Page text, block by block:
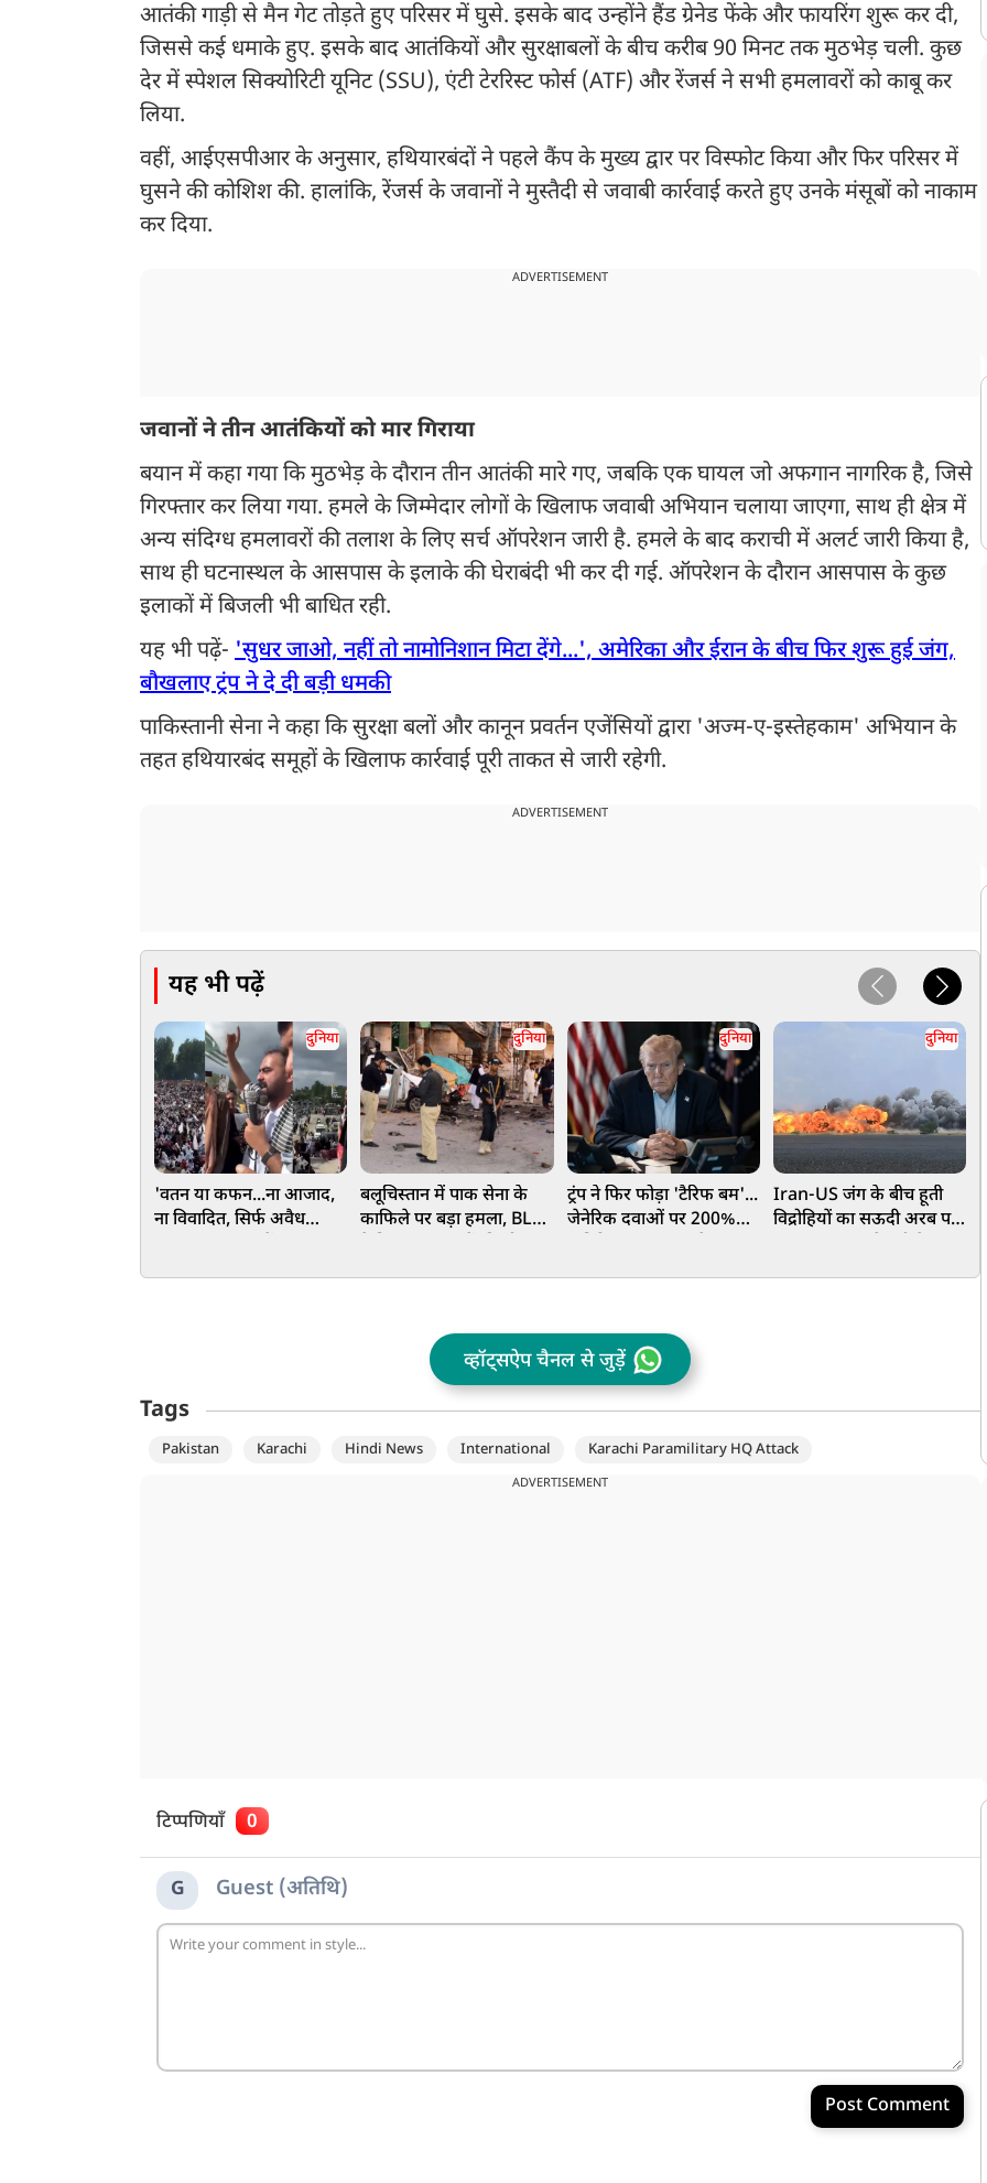
आतंकी गाड़ी से मैन गेट तोड़ते हुए परिसर में घुसे. इसके बाद उन्होंने हैंड ग्रेनेड फेंके और फायरिंग शुरू कर दी,
जिससे कई धमाके हुए. इसके बाद आतंकियों और सुरक्षाबलों के बीच करीब 90 मिनट तक मुठभेड़ चली. कुछ
देर में स्पेशल सिक्योरिटी यूनिट (SSU), एंटी टेररिस्ट फोर्स (ATF) और रेंजर्स ने सभी हमलावरों को काबू कर
लिया.
वहीं, आईएसपीआर के अनुसार, हथियारबंदों ने पहले कैंप के मुख्य द्वार पर विस्फोट किया और फिर परिसर में
घुसने की कोशिश की. हालांकि, रेंजर्स के जवानों ने मुस्तैदी से जवाबी कार्रवाई करते हुए उनके मंसूबों को नाकाम
कर दिया.
ADVERTISEMENT
जवानों ने तीन आतंकियों को मार गिराया
बयान में कहा गया कि मुठभेड़ के दौरान तीन आतंकी मारे गए, जबकि एक घायल जो अफगान नागरिक है, जिसे
गिरफ्तार कर लिया गया. हमले के जिम्मेदार लोगों के खिलाफ जवाबी अभियान चलाया जाएगा, साथ ही क्षेत्र में
अन्य संदिग्ध हमलावरों की तलाश के लिए सर्च ऑपरेशन जारी है. हमले के बाद कराची में अलर्ट जारी किया है,
साथ ही घटनास्थल के आसपास के इलाके की घेराबंदी भी कर दी गई. ऑपरेशन के दौरान आसपास के कुछ
इलाकों में बिजली भी बाधित रही.
यह भी पढ़ें- 'सुधर जाओ, नहीं तो नामोनिशान मिटा देंगे...', अमेरिका और ईरान के बीच फिर शुरू हुई जंग,
बौखलाए ट्रंप ने दे दी बड़ी धमकी
पाकिस्तानी सेना ने कहा कि सुरक्षा बलों और कानून प्रवर्तन एजेंसियों द्वारा 'अज्म-ए-इस्तेहकाम' अभियान के
तहत हथियारबंद समूहों के खिलाफ कार्रवाई पूरी ताकत से जारी रहेगी.
ADVERTISEMENT
यह भी पढ़ें
दुनिया
'वतन या कफन...ना आजाद,
ना विवादित, सिर्फ अवैध
दुनिया
बलूचिस्तान में पाक सेना के
काफिले पर बड़ा हमला, BLA
दुनिया
ट्रंप ने फिर फोड़ा 'टैरिफ बम'...
जेनेरिक दवाओं पर 200%
दुनिया
Iran-US जंग के बीच हूती
विद्रोहियों का सऊदी अरब पर
व्हॉट्सऐप चैनल से जुड़ें
Tags
Pakistan Karachi Hindi News International Karachi Paramilitary HQ Attack
ADVERTISEMENT
टिप्पणियाँ 0
G Guest (अतिथि)
Post Comment